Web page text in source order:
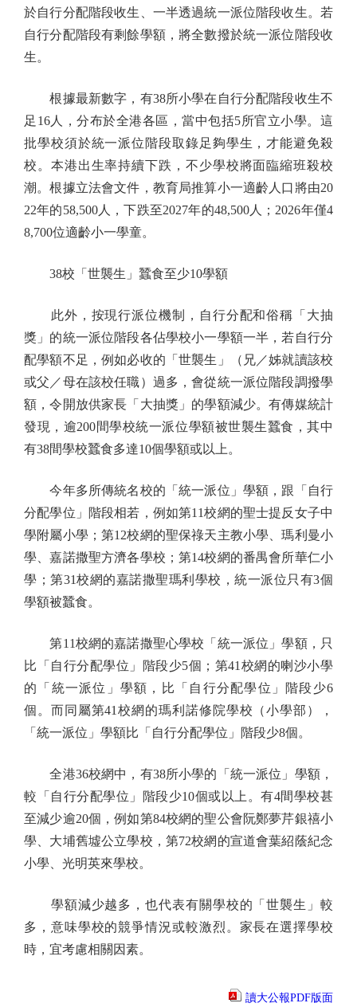
於自行分配階段收生、一半透過統一派位階段收生。若
自行分配階段有剩餘學額，將全數撥於統一派位階段收
生。
根據最新數字，有38所小學在自行分配階段收生不
足16人，分布於全港各區，當中包括5所官立小學。這
批學校須於統一派位階段取錄足夠學生，才能避免殺
校。本港出生率持續下跌，不少學校將面臨縮班殺校
潮。根據立法會文件，教育局推算小一適齡人口將由20
22年的58,500人，下跌至2027年的48,500人；2026年僅4
8,700位適齡小一學童。
38校「世襲生」蠶食至少10學額
此外，按現行派位機制，自行分配和俗稱「大抽
獎」的統一派位階段各佔學校小一學額一半，若自行分
配學額不足，例如必收的「世襲生」（兄／姊就讀該校
或父／母在該校任職）過多，會從統一派位階段調撥學
額，令開放供家長「大抽獎」的學額減少。有傳媒統計
發現，逾200間學校統一派位學額被世襲生蠶食，其中
有38間學校蠶食多達10個學額或以上。
今年多所傳統名校的「統一派位」學額，跟「自行
分配學位」階段相若，例如第11校網的聖士提反女子中
學附屬小學；第12校網的聖保祿天主教小學、瑪利曼小
學、嘉諾撒聖方濟各學校；第14校網的番禺會所華仁小
學；第31校網的嘉諾撒聖瑪利學校，統一派位只有3個
學額被蠶食。
第11校網的嘉諾撒聖心學校「統一派位」學額，只
比「自行分配學位」階段少5個；第41校網的喇沙小學
的「統一派位」學額，比「自行分配學位」階段少6
個。而同屬第41校網的瑪利諾修院學校（小學部），
「統一派位」學額比「自行分配學位」階段少8個。
全港36校網中，有38所小學的「統一派位」學額，
較「自行分配學位」階段少10個或以上。有4間學校甚
至減少逾20個，例如第84校網的聖公會阮鄭夢芹銀禧小
學、大埔舊墟公立學校，第72校網的宣道會葉紹蔭紀念
小學、光明英來學校。
學額減少越多，也代表有關學校的「世襲生」較
多，意味學校的競爭情況或較激烈。家長在選擇學校
時，宜考慮相關因素。
讀大公報PDF版面